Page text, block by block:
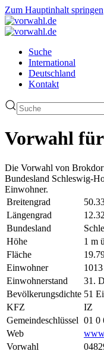
Zum Hauptinhalt springen
Suche
International
Deutschland
Kontakt
Vorwahl
Die Vorwahl von
Bundesland Schleswig-
Einwohner.
Breitengrad
Längengrad
Bundesland
Höhe
1 m
Fläche
Einwohner
1013
Einwohnerstand
31.
Bevölkerungsdichte 51
KFZ
IZ
Gemeindeschlüssel 01 0
Web
Vorwahl